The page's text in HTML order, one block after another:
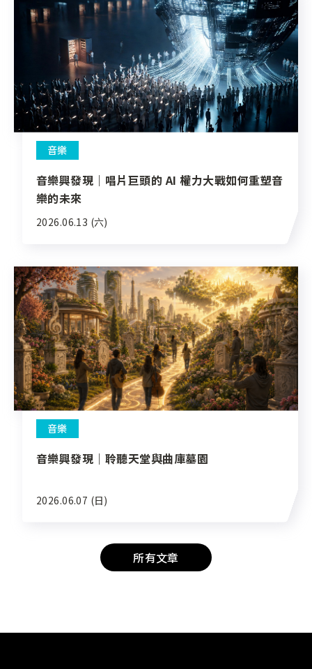
音樂
音樂興發現｜唱片巨頭的 AI 權力大戰如何重塑音
樂的未來
2026.06.13 (六)
音樂
音樂興發現｜聆聽天堂與曲庫墓園
2026.06.07 (日)
所有文章